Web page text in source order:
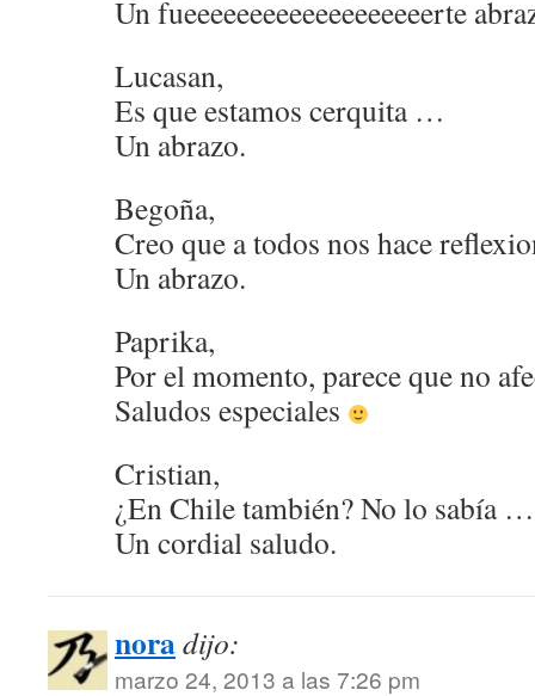
Un fueeeeeeeeeeeeeeeeeeerte
Lucasan,
Es que estamos cerquita …
Un abrazo.
Begoña,
Creo que a todos nos hace
Un abrazo.
Paprika,
Por el momento, parece que no
Saludos especiales
Cristian,
¿En Chile también? No lo sabía …
Un cordial saludo.
noradijo:
marzo 24, 2013 a las 7:26 pm